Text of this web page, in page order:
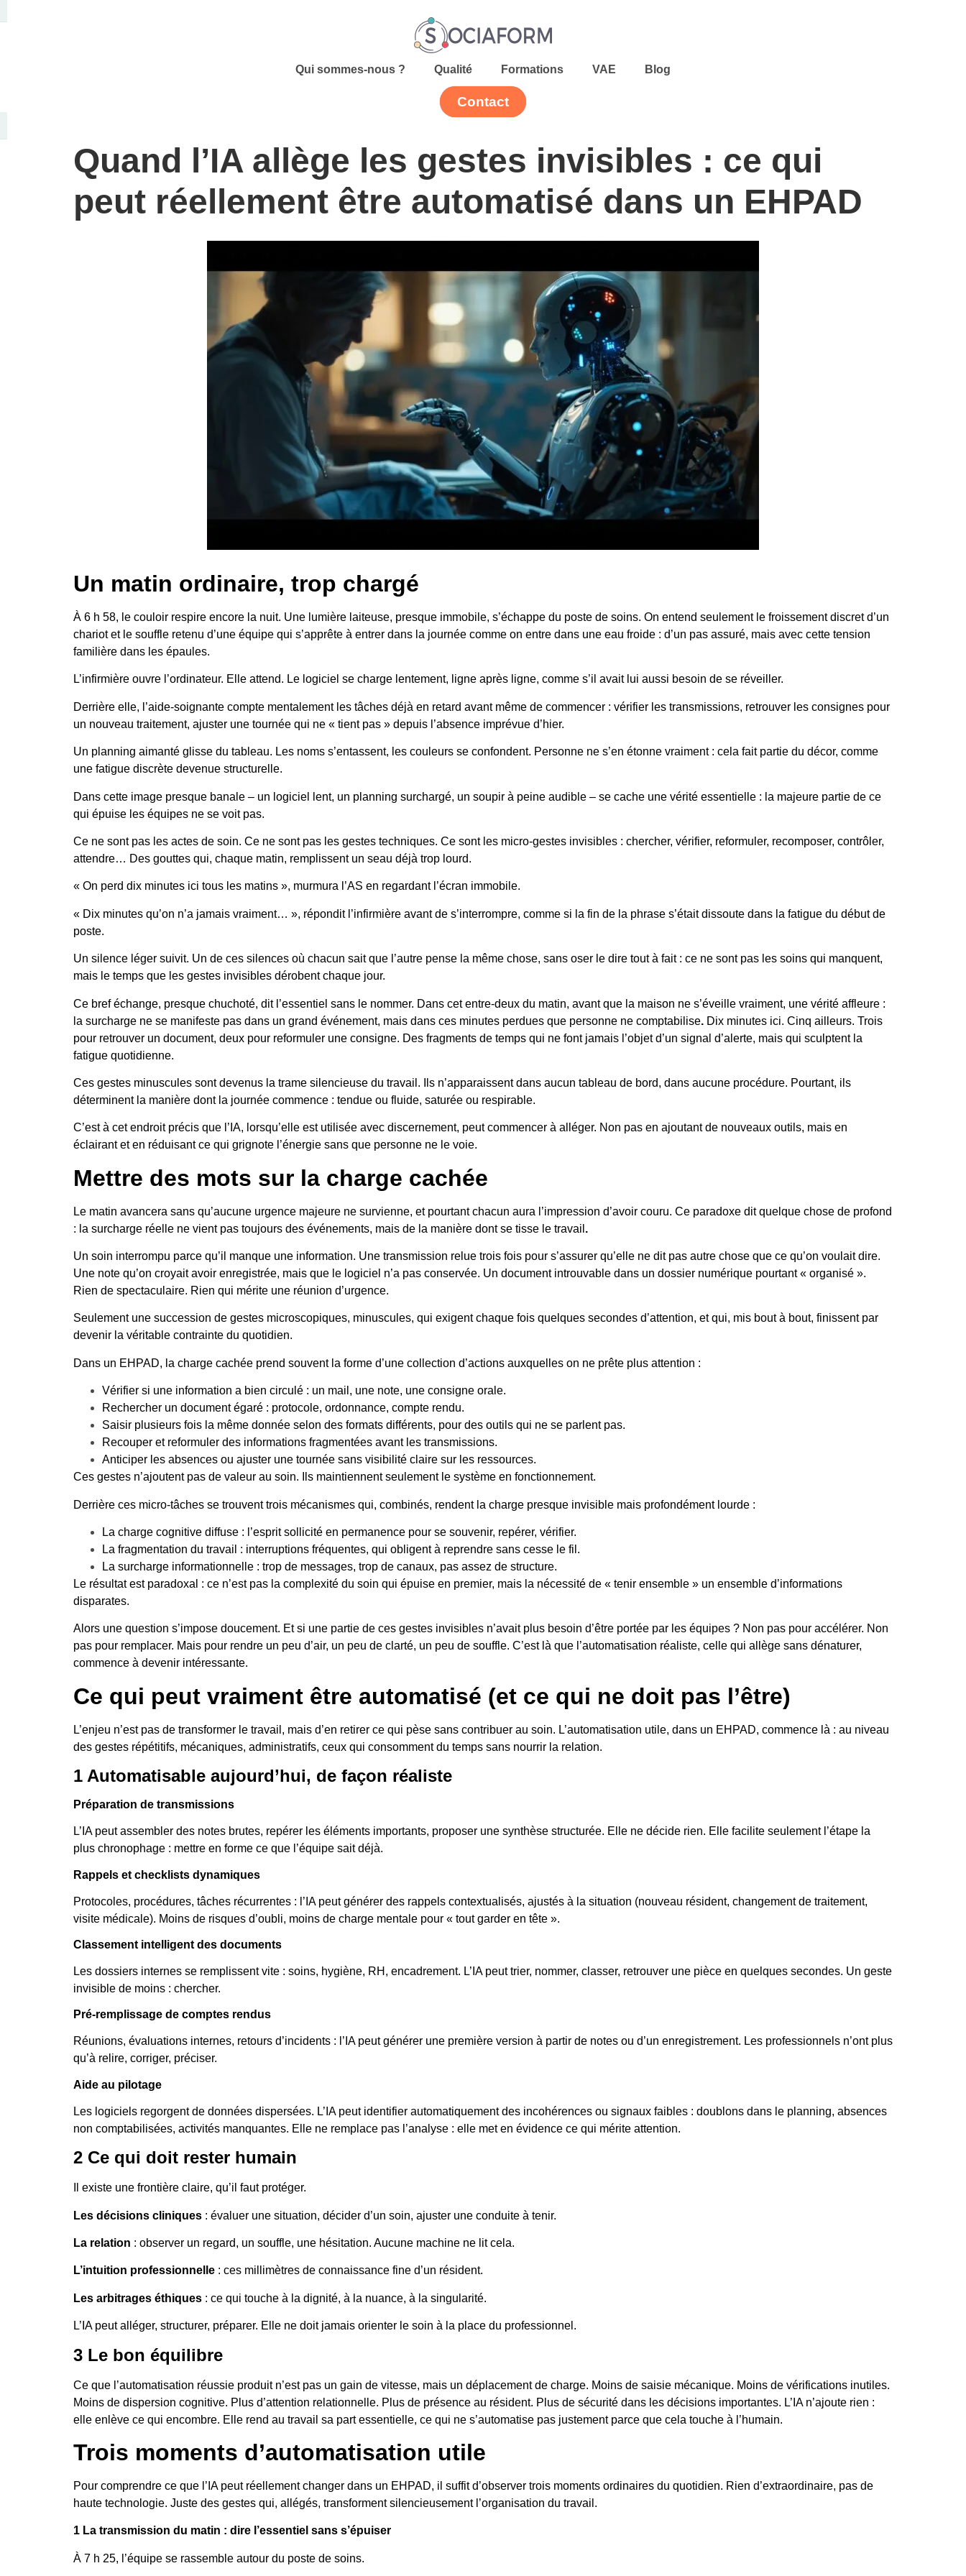
Qui sommes-nous ? Qualité Formations VAE Blog
Contact
Quand l’IA allège les gestes invisibles : ce qui
peut réellement être automatisé dans un EHPAD
Un matin ordinaire, trop chargé
À 6 h 58, le couloir respire encore la nuit. Une lumière laiteuse, presque immobile, s’échappe du poste de soins. On entend seulement le froissement discret d’un
chariot et le souffle retenu d’une équipe qui s’apprête à entrer dans la journée comme on entre dans une eau froide : d’un pas assuré, mais avec cette tension
familière dans les épaules.
L’infirmière ouvre l’ordinateur. Elle attend. Le logiciel se charge lentement, ligne après ligne, comme s’il avait lui aussi besoin de se réveiller.
Derrière elle, l’aide-soignante compte mentalement les tâches déjà en retard avant même de commencer : vérifier les transmissions, retrouver les consignes pour
un nouveau traitement, ajuster une tournée qui ne « tient pas » depuis l’absence imprévue d’hier.
Un planning aimanté glisse du tableau. Les noms s’entassent, les couleurs se confondent. Personne ne s’en étonne vraiment : cela fait partie du décor, comme
une fatigue discrète devenue structurelle.
Dans cette image presque banale – un logiciel lent, un planning surchargé, un soupir à peine audible – se cache une vérité essentielle : la majeure partie de ce
qui épuise les équipes ne se voit pas.
Ce ne sont pas les actes de soin. Ce ne sont pas les gestes techniques. Ce sont les micro-gestes invisibles : chercher, vérifier, reformuler, recomposer, contrôler,
attendre… Des gouttes qui, chaque matin, remplissent un seau déjà trop lourd.
« On perd dix minutes ici tous les matins », murmura l’AS en regardant l’écran immobile.
« Dix minutes qu’on n’a jamais vraiment… », répondit l’infirmière avant de s’interrompre, comme si la fin de la phrase s’était dissoute dans la fatigue du début de
poste.
Un silence léger suivit. Un de ces silences où chacun sait que l’autre pense la même chose, sans oser le dire tout à fait : ce ne sont pas les soins qui manquent,
mais le temps que les gestes invisibles dérobent chaque jour.
Ce bref échange, presque chuchoté, dit l’essentiel sans le nommer. Dans cet entre-deux du matin, avant que la maison ne s’éveille vraiment, une vérité affleure :
la surcharge ne se manifeste pas dans un grand événement, mais dans ces minutes perdues que personne ne comptabilise. Dix minutes ici. Cinq ailleurs. Trois
pour retrouver un document, deux pour reformuler une consigne. Des fragments de temps qui ne font jamais l’objet d’un signal d’alerte, mais qui sculptent la
fatigue quotidienne.
Ces gestes minuscules sont devenus la trame silencieuse du travail. Ils n’apparaissent dans aucun tableau de bord, dans aucune procédure. Pourtant, ils
déterminent la manière dont la journée commence : tendue ou fluide, saturée ou respirable.
C’est à cet endroit précis que l’IA, lorsqu’elle est utilisée avec discernement, peut commencer à alléger. Non pas en ajoutant de nouveaux outils, mais en
éclairant et en réduisant ce qui grignote l’énergie sans que personne ne le voie.
Mettre des mots sur la charge cachée
Le matin avancera sans qu’aucune urgence majeure ne survienne, et pourtant chacun aura l’impression d’avoir couru. Ce paradoxe dit quelque chose de profond
: la surcharge réelle ne vient pas toujours des événements, mais de la manière dont se tisse le travail .
Un soin interrompu parce qu’il manque une information. Une transmission relue trois fois pour s’assurer qu’elle ne dit pas autre chose que ce qu’on voulait dire.
Une note qu’on croyait avoir enregistrée, mais que le logiciel n’a pas conservée. Un document introuvable dans un dossier numérique pourtant « organisé ».
Rien de spectaculaire. Rien qui mérite une réunion d’urgence.
Seulement une succession de gestes microscopiques, minuscules, qui exigent chaque fois quelques secondes d’attention, et qui, mis bout à bout, finissent par
devenir la véritable contrainte du quotidien.
Dans un EHPAD, la charge cachée prend souvent la forme d’une collection d’actions auxquelles on ne prête plus attention :
Vérifier si une information a bien circulé : un mail, une note, une consigne orale.
Rechercher un document égaré : protocole, ordonnance, compte rendu.
Saisir plusieurs fois la même donnée selon des formats différents, pour des outils qui ne se parlent pas.
Recouper et reformuler des informations fragmentées avant les transmissions.
Anticiper les absences ou ajuster une tournée sans visibilité claire sur les ressources.
Ces gestes n’ajoutent pas de valeur au soin. Ils maintiennent seulement le système en fonctionnement.
Derrière ces micro-tâches se trouvent trois mécanismes qui, combinés, rendent la charge presque invisible mais profondément lourde :
La charge cognitive diffuse : l’esprit sollicité en permanence pour se souvenir, repérer, vérifier.
La fragmentation du travail : interruptions fréquentes, qui obligent à reprendre sans cesse le fil.
La surcharge informationnelle : trop de messages, trop de canaux, pas assez de structure.
Le résultat est paradoxal : ce n’est pas la complexité du soin qui épuise en premier, mais la nécessité de « tenir ensemble » un ensemble d’informations
disparates.
Alors une question s’impose doucement. Et si une partie de ces gestes invisibles n’avait plus besoin d’être portée par les équipes ? Non pas pour accélérer. Non
pas pour remplacer. Mais pour rendre un peu d’air, un peu de clarté, un peu de souffle. C’est là que l’automatisation réaliste, celle qui allège sans dénaturer,
commence à devenir intéressante.
Ce qui peut vraiment être automatisé (et ce qui ne doit pas l’être)
L’enjeu n’est pas de transformer le travail, mais d’en retirer ce qui pèse sans contribuer au soin. L’automatisation utile, dans un EHPAD, commence là : au niveau
des gestes répétitifs, mécaniques, administratifs, ceux qui consomment du temps sans nourrir la relation.
1 Automatisable aujourd’hui, de façon réaliste
Préparation de transmissions
L’IA peut assembler des notes brutes, repérer les éléments importants, proposer une synthèse structurée. Elle ne décide rien. Elle facilite seulement l’étape la
plus chronophage : mettre en forme ce que l’équipe sait déjà.
Rappels et checklists dynamiques
Protocoles, procédures, tâches récurrentes : l’IA peut générer des rappels contextualisés, ajustés à la situation (nouveau résident, changement de traitement,
visite médicale). Moins de risques d’oubli, moins de charge mentale pour « tout garder en tête ».
Classement intelligent des documents
Les dossiers internes se remplissent vite : soins, hygiène, RH, encadrement. L’IA peut trier, nommer, classer, retrouver une pièce en quelques secondes. Un geste
invisible de moins : chercher.
Pré-remplissage de comptes rendus
Réunions, évaluations internes, retours d’incidents : l’IA peut générer une première version à partir de notes ou d’un enregistrement. Les professionnels n’ont plus
qu’à relire, corriger, préciser.
Aide au pilotage
Les logiciels regorgent de données dispersées. L’IA peut identifier automatiquement des incohérences ou signaux faibles : doublons dans le planning, absences
non comptabilisées, activités manquantes. Elle ne remplace pas l’analyse : elle met en évidence ce qui mérite attention.
2 Ce qui doit rester humain
Il existe une frontière claire, qu’il faut protéger.
Les décisions cliniques : évaluer une situation, décider d’un soin, ajuster une conduite à tenir.
La relation : observer un regard, un souffle, une hésitation. Aucune machine ne lit cela.
L’intuition professionnelle : ces millimètres de connaissance fine d’un résident.
Les arbitrages éthiques : ce qui touche à la dignité, à la nuance, à la singularité.
L’IA peut alléger, structurer, préparer. Elle ne doit jamais orienter le soin à la place du professionnel.
3 Le bon équilibre
Ce que l’automatisation réussie produit n’est pas un gain de vitesse, mais un déplacement de charge. Moins de saisie mécanique. Moins de vérifications inutiles.
Moins de dispersion cognitive. Plus d’attention relationnelle. Plus de présence au résident. Plus de sécurité dans les décisions importantes. L’IA n’ajoute rien :
elle enlève ce qui encombre. Elle rend au travail sa part essentielle, ce qui ne s’automatise pas justement parce que cela touche à l’humain.
Trois moments d’automatisation utile
Pour comprendre ce que l’IA peut réellement changer dans un EHPAD, il suffit d’observer trois moments ordinaires du quotidien. Rien d’extraordinaire, pas de
haute technologie. Juste des gestes qui, allégés, transforment silencieusement l’organisation du travail.
1 La transmission du matin : dire l’essentiel sans s’épuiser
À 7 h 25, l’équipe se rassemble autour du poste de soins.